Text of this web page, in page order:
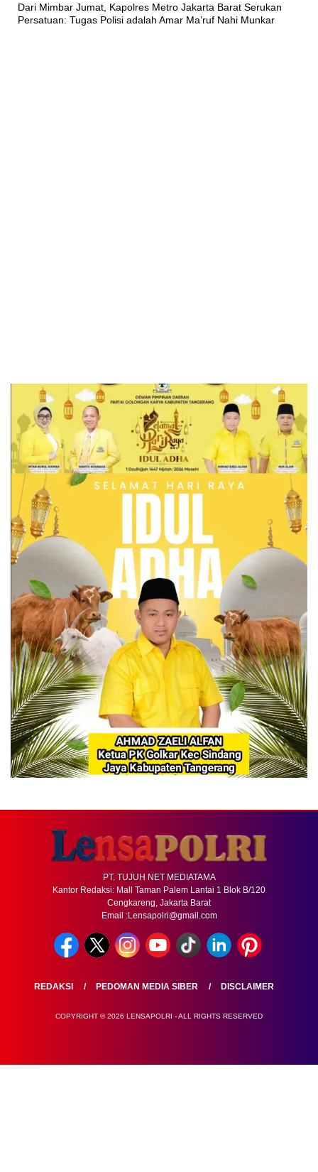
Dari Mimbar Jumat, Kapolres Metro Jakarta Barat Serukan
Persatuan: Tugas Polisi adalah Amar Ma’ruf Nahi Munkar
PT. TUJUH NET MEDIATAMA
Kantor Redaksi: Mall Taman Palem Lantai 1 Blok B/120
Cengkareng, Jakarta Barat
Email :Lensapolri@gmail.com
REDAKSI PEDOMAN MEDIA SIBER DISCLAIMER
COPYRIGHT © 2026 LENSAPOLRI - ALL RIGHTS RESERVED